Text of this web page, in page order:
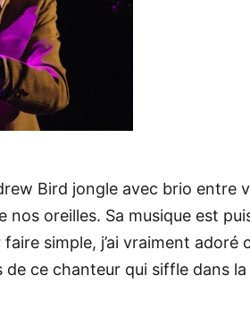
Bird jongle avec brio entre
oreilles. Sa musique est
simple, j’ai vraiment adoré
de ce chanteur qui siffle dans la